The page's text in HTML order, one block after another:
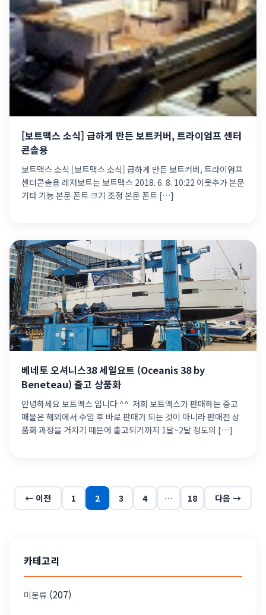
[보트맥스 소식] 급하게 만든 보트커버, 트라이엄프 센터
콘솔용
보트맥스 소식 [보트맥스 소식] 급하게 만든 보트커버, 트라이엄프
센터콘솔용 레저보트는 보트맥스 2018. 6. 8. 10:22 이웃추가 본문
기타 기능 본문 폰트 크기 조정 본문 폰트 […]
베네토 오셔니스38 세일요트 (Oceanis 38 by
Beneteau) 출고 상품화
안녕하세요 보트맥스 입니다 ^^ ​ 저희 보트맥스가 판매하는 중고
매물은 해외에서 수입 후 바로 판매가 되는 것이 아니라 판매전 상
품화 과정을 거치기 때문에 출고되기까지 1달~2달 정도의 […]
← 이전 1 2 3 4 … 18 다음 →
카테고리
미분류 (207)